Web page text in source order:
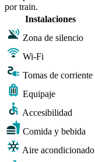
por train.
Instalaciones
Zona de silencio
Wi-Fi
Tomas de corriente
Equipaje
Accesibilidad
Comida y bebida
Aire acondicionado